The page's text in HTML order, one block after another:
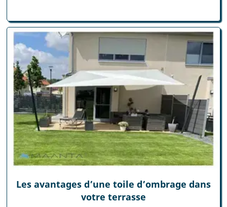
Les avantages d’une toile d’ombrage dans
votre terrasse